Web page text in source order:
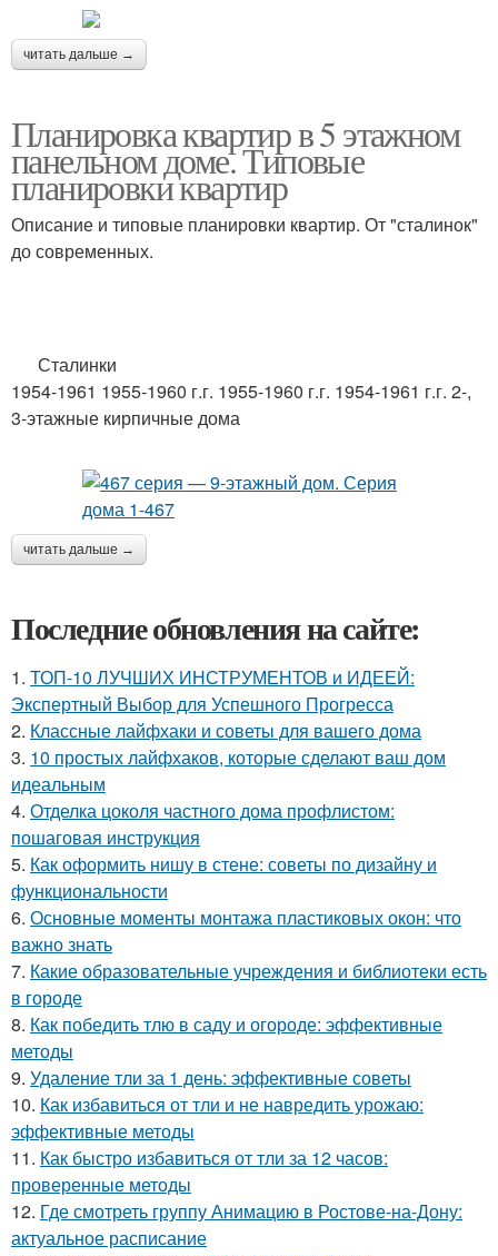
читать дальше →
Планировка квартир в 5 этажном
панельном доме. Типовые
планировки квартир
Описание и типовые планировки квартир. От "сталинок"
до современных.
Сталинки
1954-1961 1955-1960 г.г. 1955-1960 г.г. 1954-1961 г.г. 2-,
3-этажные кирпичные дома
читать дальше →
Последние обновления на сайте:
1. ТОП-10 ЛУЧШИХ ИНСТРУМЕНТОВ и ИДЕЕЙ:
Экспертный Выбор для Успешного Прогресса
2. Классные лайфхаки и советы для вашего дома
3. 10 простых лайфхаков, которые сделают ваш дом
идеальным
4. Отделка цоколя частного дома профлистом:
пошаговая инструкция
5. Как оформить нишу в стене: советы по дизайну и
функциональности
6. Основные моменты монтажа пластиковых окон: что
важно знать
7. Какие образовательные учреждения и библиотеки есть
в городе
8. Как победить тлю в саду и огороде: эффективные
методы
9. Удаление тли за 1 день: эффективные советы
10. Как избавиться от тли и не навредить урожаю:
эффективные методы
11. Как быстро избавиться от тли за 12 часов:
проверенные методы
12. Где смотреть группу Анимацию в Ростове-на-Дону:
актуальное расписание